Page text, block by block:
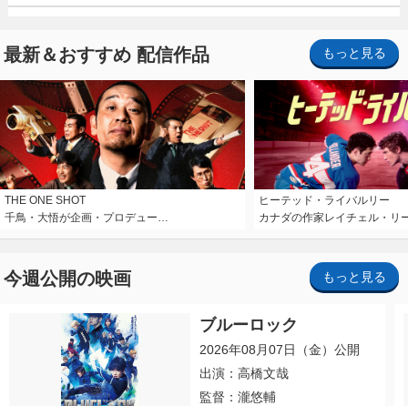
最新＆おすすめ 配信作品 もっと見る
THE ONE SHOT
千鳥・大悟が企画・プロデュー…
ヒーテッド・ライバルリー
カナダの作家レイチェル・リ
今週公開の映画 もっと見る
ブルーロック
2026年08月07日（金）公開
出演：高橋文哉
監督：瀧悠輔